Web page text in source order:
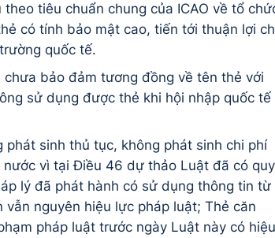
tiêu chuẩn chung của ICAO về tổ
có tính bảo mật cao, tiến tới thuận lợi
quốc tế.
bảo đảm tương đồng về tên thẻ với
sử dụng được thẻ khi hội nhập quốc tế
sinh thủ tục, không phát sinh chi phí
vì tại Điều 46 dự thảo Luật đã có quy
lý đã phát hành có sử dụng thông tin từ
nguyên hiệu lực pháp luật; Thẻ căn
pháp luật trước ngày Luật này có hiệu